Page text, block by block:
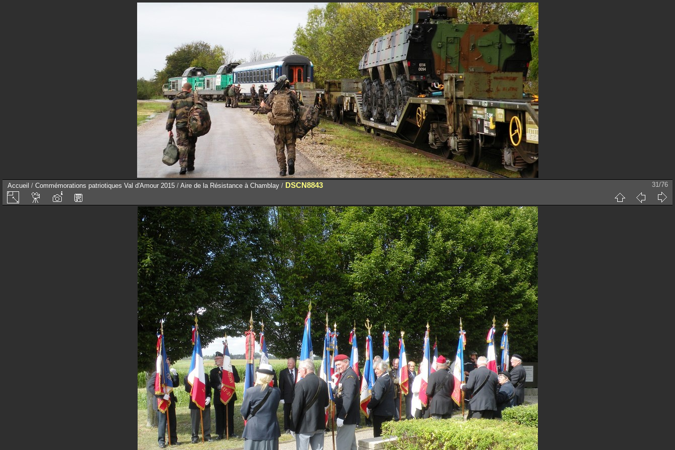
Accueil / Commémorations patriotiques Val d'Amour 2015 / Aire de la Résistance à Chamblay / DSCN8843 31/76